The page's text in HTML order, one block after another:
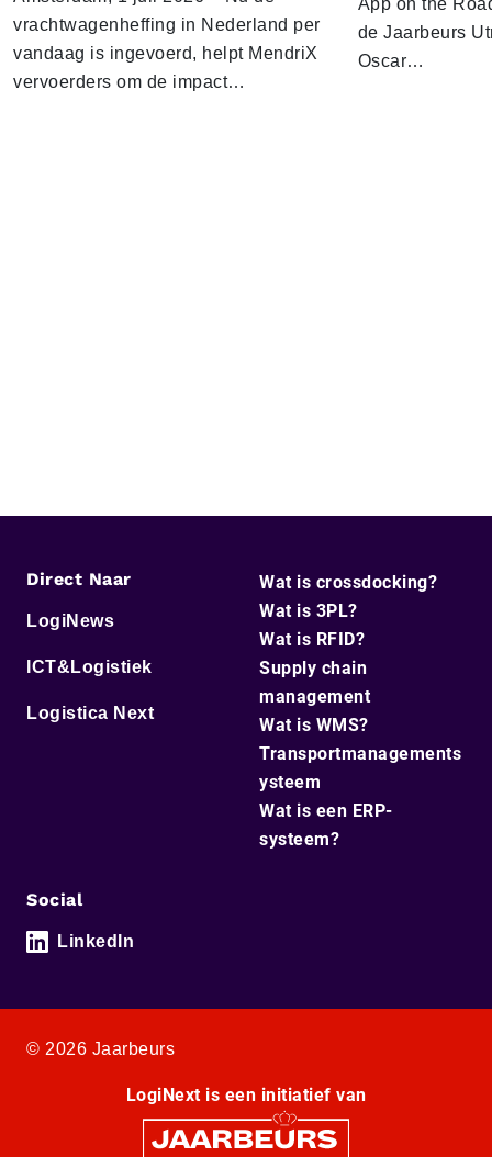
vrachtwagenheffing in Nederland per
vandaag is ingevoerd, helpt MendriX
vervoerders om de impact…
de Jaarbeurs
Oscar…
Direct Naar
LogiNews
ICT&Logistiek
Logistica Next
Wat is crossdocking?
Wat is 3PL?
Wat is RFID?
Supply chain
management
Wat is WMS?
Transportmanagements
ysteem
Wat is een ERP-
systeem?
Social
LinkedIn
© 2026 Jaarbeurs
LogiNext is een initiatief van